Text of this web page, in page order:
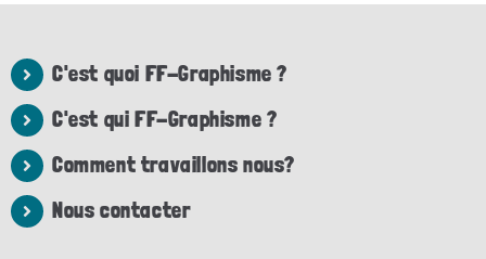
C'est quoi FF-Graphisme ?
C'est qui FF-Graphisme ?
Comment travaillons nous?
Nous contacter